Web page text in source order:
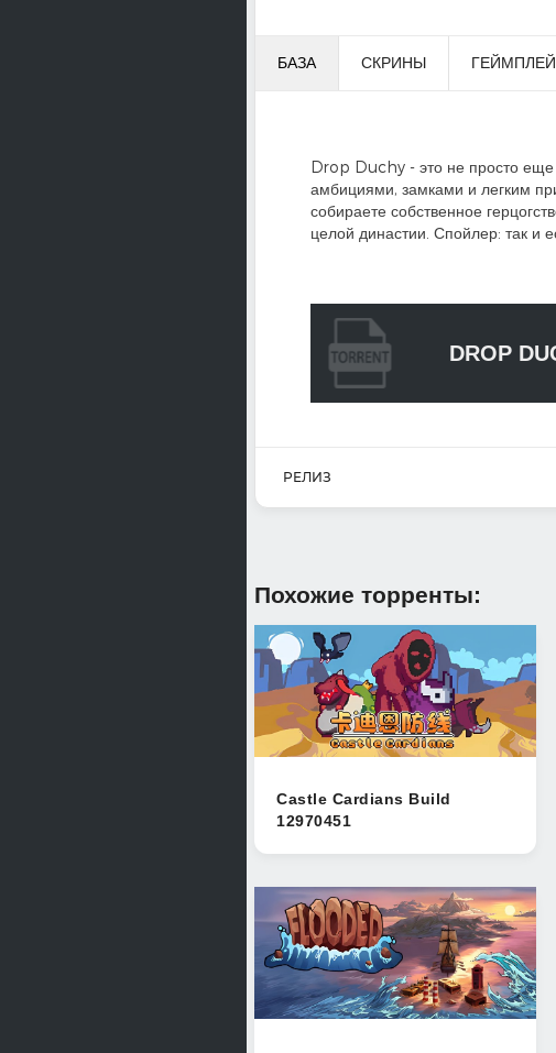
БАЗА СКРИНЫ ГЕЙМПЛЕЙ
Drop Duchy - это не просто еще
амбициями, замками и легким
собираете собственное
целой династии. Спойлер: так и
DROP
РЕЛИЗ
Похожие торренты:
Castle Cardians Build
12970451